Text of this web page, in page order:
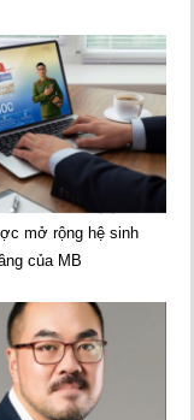
mở rộng hệ sinh
của MB